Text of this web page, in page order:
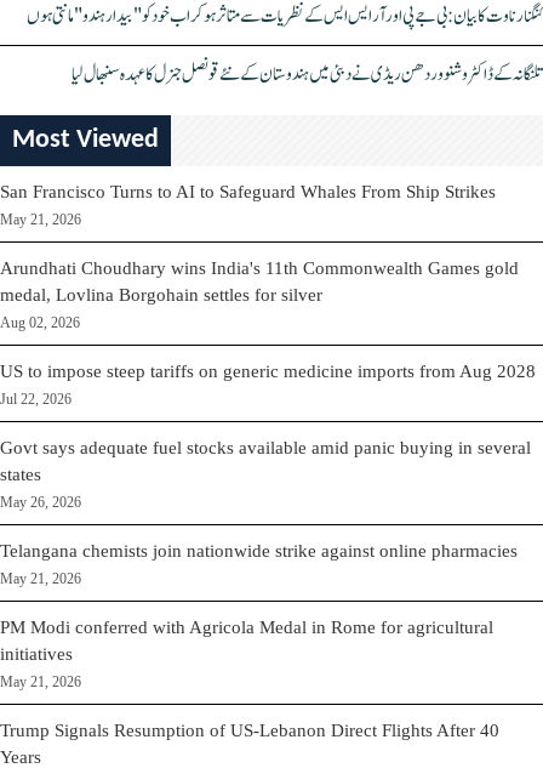
کنگنا رناوت کا بیان: بی جے پی اور آر ایس ایس کے نظریات سے متاثر ہو کر اب خود کو "بیدار ہندو" مانتی ہوں
تلنگانہ کے ڈاکٹر وشنو وردھن ریڈی نے دبئی میں ہندوستان کے نئے قونصل جنرل کا عہدہ سنبھال لیا
Most Viewed
San Francisco Turns to AI to Safeguard Whales From Ship Strikes
May 21, 2026
Arundhati Choudhary wins India's 11th Commonwealth Games gold
medal, Lovlina Borgohain settles for silver
Aug 02, 2026
US to impose steep tariffs on generic medicine imports from Aug 2028
Jul 22, 2026
Govt says adequate fuel stocks available amid panic buying in several
states
May 26, 2026
Telangana chemists join nationwide strike against online pharmacies
May 21, 2026
PM Modi conferred with Agricola Medal in Rome for agricultural
initiatives
May 21, 2026
Trump Signals Resumption of US-Lebanon Direct Flights After 40
Years